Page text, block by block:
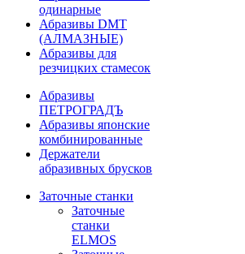
одинарные
Абразивы DMT
(АЛМАЗНЫЕ)
Абразивы для
резчицких стамесок
Абразивы
ПЕТРОГРАДЪ
Абразивы японские
комбинированные
Держатели
абразивных брусков
Заточные станки
Заточные
станки
ELMOS